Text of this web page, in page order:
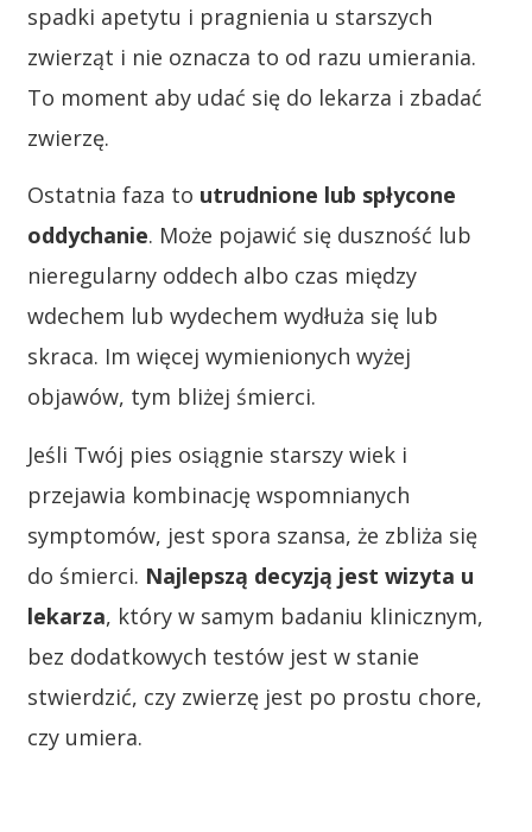
spadki apetytu i pragnienia u starszych
zwierząt i nie oznacza to od razu umierania.
To moment aby udać się do lekarza i zbadać
zwierzę.
Ostatnia faza to utrudnione lub spłycone
oddychanie. Może pojawić się duszność lub
nieregularny oddech albo czas między
wdechem lub wydechem wydłuża się lub
skraca. Im więcej wymienionych wyżej
objawów, tym bliżej śmierci.
Jeśli Twój pies osiągnie starszy wiek i
przejawia kombinację wspomnianych
symptomów, jest spora szansa, że zbliża się
do śmierci. Najlepszą decyzją jest wizyta u
lekarza, który w samym badaniu klinicznym,
bez dodatkowych testów jest w stanie
stwierdzić, czy zwierzę jest po prostu chore,
czy umiera.